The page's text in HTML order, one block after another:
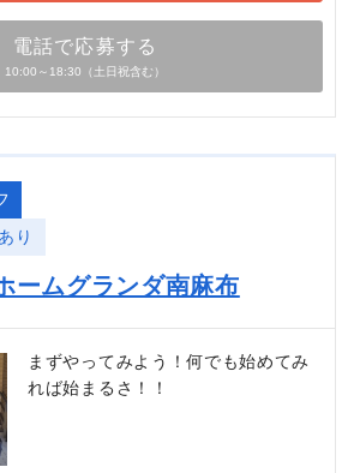
電話で応募する
10:00～18:30（土日祝含む）
り
ームグランダ南麻布
まずやってみよう！何でも始めてみ
れば始まるさ！！